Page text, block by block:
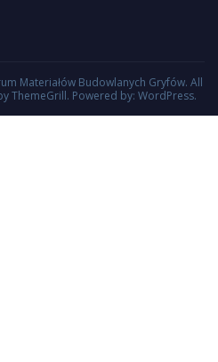
Materiałów Budowlanych Gryfów. All
ThemeGrill. Powered by: WordPress.